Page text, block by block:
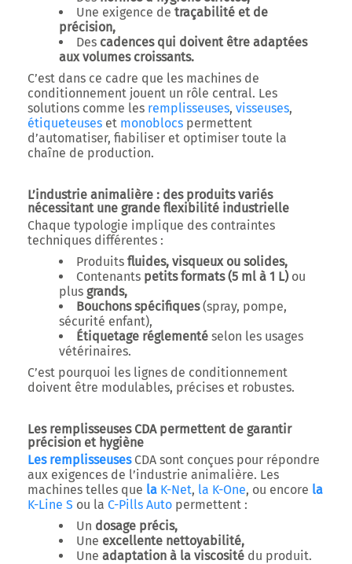
Une exigence de traçabilité et de
précision,
Des cadences qui doivent être adaptées
aux volumes croissants.
C’est dans ce cadre que les machines de
conditionnement jouent un rôle central. Les
solutions comme les remplisseuses, visseuses,
étiqueteuses et monoblocs permettent
d’automatiser, fiabiliser et optimiser toute la
chaîne de production.
L’industrie animalière : des produits variés
nécessitant une grande flexibilité industrielle
Chaque typologie implique des contraintes
techniques différentes :
Produits fluides, visqueux ou solides,
Contenants petits formats (5 ml à 1 L)ou
plus grands,
Bouchons spécifiques(spray, pompe,
sécurité enfant),
Étiquetage réglementé selon les usages
vétérinaires.
C’est pourquoi les lignes de conditionnement
doivent être modulables, précises et robustes.
Les remplisseuses CDA permettent de garantir
précision et hygiène
Les remplisseusesCDA sont conçues pour répondre
aux exigences de l’industrie animalière. Les
machines telles que la K-Net, la K-One, ou encore la
K-Line S ou la C-Pills Auto permettent :
Un dosage précis,
Une excellente nettoyabilité,
Une adaptation à la viscosité du produit.